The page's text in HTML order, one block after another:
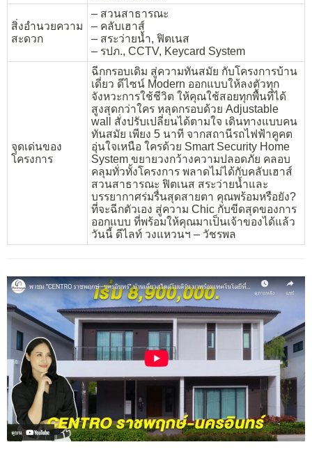
สิ่งอำนวยความ
สะดวก
– สวนสาธารณะ
– คลับเฮาส์
– สระว่ายน้ำ, ฟิตเนส
– รปภ., CCTV, Keycard System
จุดเด่นของ
โครงการ
ฉีกกรอบเดิม สู่ความทันสมัย กับโครงการบ้าน
เดี่ยว ดีไซน์ Modern ออกแบบให้ลงตัวทุก
จังหวะการใช้ชีวิต ให้คุณใช้สอยทุกพื้นที่ได้
สูงสุดกว่าใคร หลุดกรอบด้วย Adjustable
wall สั่งปรับเปลี่ยนได้ตามใจ เดินทางแบบคน
ทันสมัย เพียง 5 นาที จากสถานีรถไฟฟ้าคูคต
อุ่นใจเหนือ ใครด้วย Smart Security Home
System ขยายวงกว้างความปลอดภัย คลอบ
คลุมทั่วทั้งโครงการ พลาดไม่ได้กับคลับเฮาส์
สวนสาธารณะ ฟิตเนส สระว่ายน้ำและ
บรรยากาศร่มรื่นสุดสายตา คุณพร้อมหรือยัง?
ที่จะฉีกตัวเอง สู่ความ Chic กับขีดสุดของการ
ออกแบบ ที่พร้อมให้คุณมาเป็นเจ้าของได้แล้ว
วันนี้ ดีไลท์ วงแหวนฯ – วัชรพล